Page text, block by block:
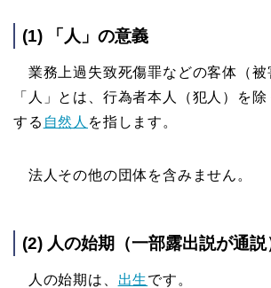
(1) 「人」の意義
業務上過失致死傷罪などの客体（被
「人」とは、行為者本人（犯人）を
する 自然人 を指します。
法人その他の団体を含みません。
(2) 人の始期（一部露出説が通説
人の始期は、 出生です。